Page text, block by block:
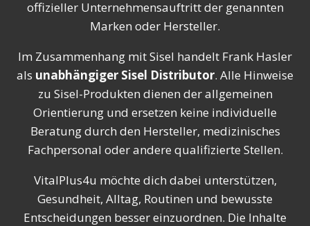
offizieller Unternehmensauftritt der genannten
Marken oder Hersteller.
Im Zusammenhang mit Sisel handelt Frank Hasler
als unabhängiger Sisel Distributor. Alle Hinweise
zu Sisel-Produkten dienen der allgemeinen
Orientierung und ersetzen keine individuelle
Beratung durch den Hersteller, medizinisches
Fachpersonal oder andere qualifizierte Stellen.
VitalPlus4u möchte dich dabei unterstützen,
Gesundheit, Alltag, Routinen und bewusste
Entscheidungen besser einzuordnen. Die Inhalte